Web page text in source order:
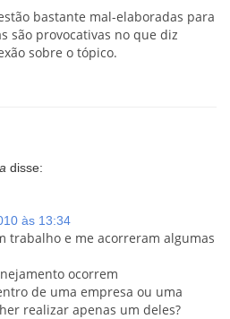
bastante mal-elaboradas para
são provocativas no que diz
sobre o tópico.
disse:
às 13:34
trabalho e me acorreram algumas
ocorrem
de uma empresa ou uma
realizar apenas um deles?